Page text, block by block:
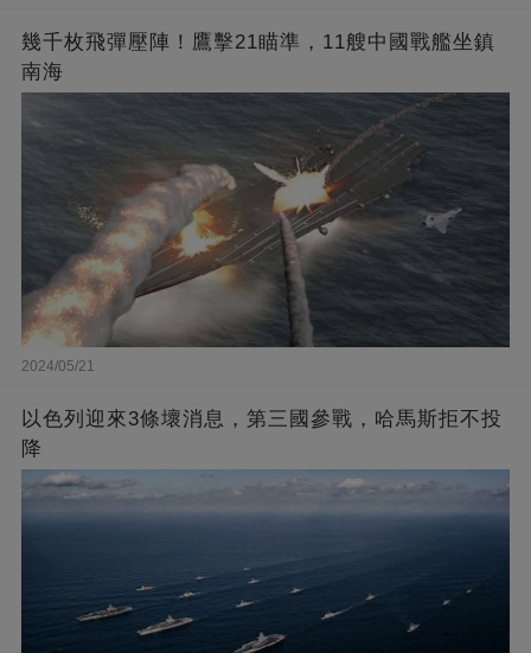
幾千枚飛彈壓陣！鷹擊21瞄準，11艘中國戰艦坐鎮
南海
2024/05/21
以色列迎來3條壞消息，第三國參戰，哈馬斯拒不投
降